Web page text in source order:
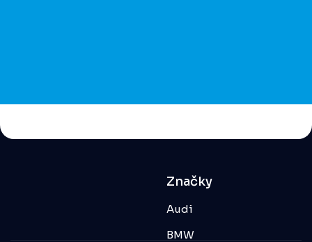
Značky
Audi
BMW